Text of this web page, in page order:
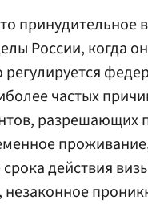
принудительное
России, когда
регулируется
частых
разрешающих
действия